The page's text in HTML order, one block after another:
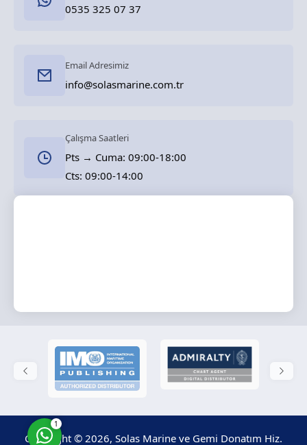
0535 325 07 37
Email Adresimiz
info@solasmarine.com.tr
Çalışma Saatleri
Pts → Cuma: 09:00-18:00
Cts: 09:00-14:00
Copyright © 2026, Solas Marine ve Gemi Donatım Hiz.
Cevap Yaz
1